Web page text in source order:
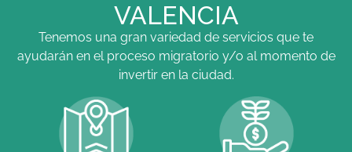
VALENCIA
Tenemos una gran variedad de servicios que te
ayudarán en el proceso migratorio y/o al momento de
invertir en la ciudad.